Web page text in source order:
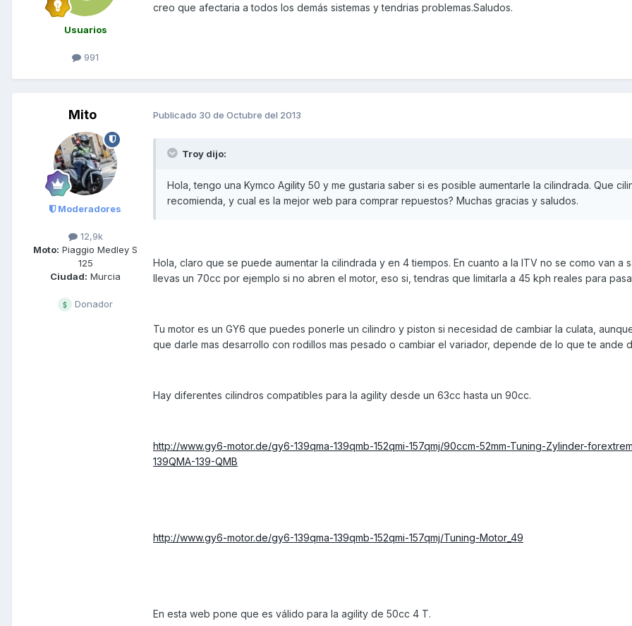
Usuarios
991
creo que afectaria a todos los demás sistemas y tendrias problemas.Saludos.
Mito
Moderadores
12,9k
Moto: Piaggio Medley S
125
Ciudad: Murcia
Donador
Publicado 30 de Octubre del 2013
Troy dijo:
Hola, tengo una Kymco Agility 50 y me gustaria saber si es posible aumentarle la cilindrada. Que
recomienda, y cual es la mejor web para comprar repuestos? Muchas gracias y saludos.
Hola, claro que se puede aumentar la cilindrada y en 4 tiempos. En cuanto a la ITV no se como van a
llevas un 70cc por ejemplo si no abren el motor, eso si, tendras que limitarla a 45 kph reales para
Tu motor es un GY6 que puedes ponerle un cilindro y piston si necesidad de cambiar la culata,
que darle mas desarrollo con rodillos mas pesado o cambiar el variador, depende de lo que te ande
Hay diferentes cilindros compatibles para la agility desde un 63cc hasta un 90cc.
http://www.gy6-motor.de/gy6-139qma-139qmb-152qmi-157qmj/90ccm-52mm-Tuning-Zylinder-
139QMA-139-QMB
http://www.gy6-motor.de/gy6-139qma-139qmb-152qmi-157qmj/Tuning-Motor_49
En esta web pone que es válido para la agility de 50cc 4 T.